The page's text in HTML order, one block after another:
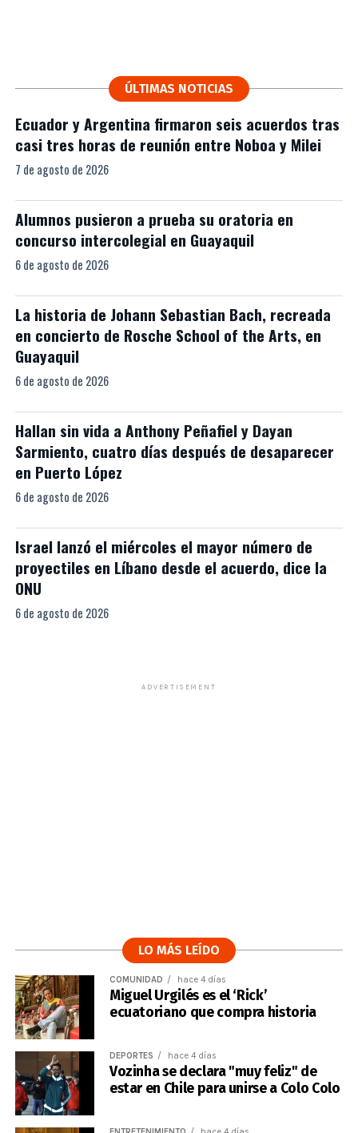
ÚLTIMAS NOTICIAS
Ecuador y Argentina firmaron seis acuerdos tras
casi tres horas de reunión entre Noboa y Milei
7 de agosto de 2026
Alumnos pusieron a prueba su oratoria en
concurso intercolegial en Guayaquil
6 de agosto de 2026
La historia de Johann Sebastian Bach, recreada
en concierto de Rosche School of the Arts, en
Guayaquil
6 de agosto de 2026
Hallan sin vida a Anthony Peñafiel y Dayan
Sarmiento, cuatro días después de desaparecer
en Puerto López
6 de agosto de 2026
Israel lanzó el miércoles el mayor número de
proyectiles en Líbano desde el acuerdo, dice la
ONU
6 de agosto de 2026
ADVERTISEMENT
LO MÁS LEÍDO
COMUNIDAD hace 4 días
Miguel Urgilés es el ‘Rick’
ecuatoriano que compra historia
DEPORTES hace 4 días
Vozinha se declara "muy feliz" de
estar en Chile para unirse a Colo Colo